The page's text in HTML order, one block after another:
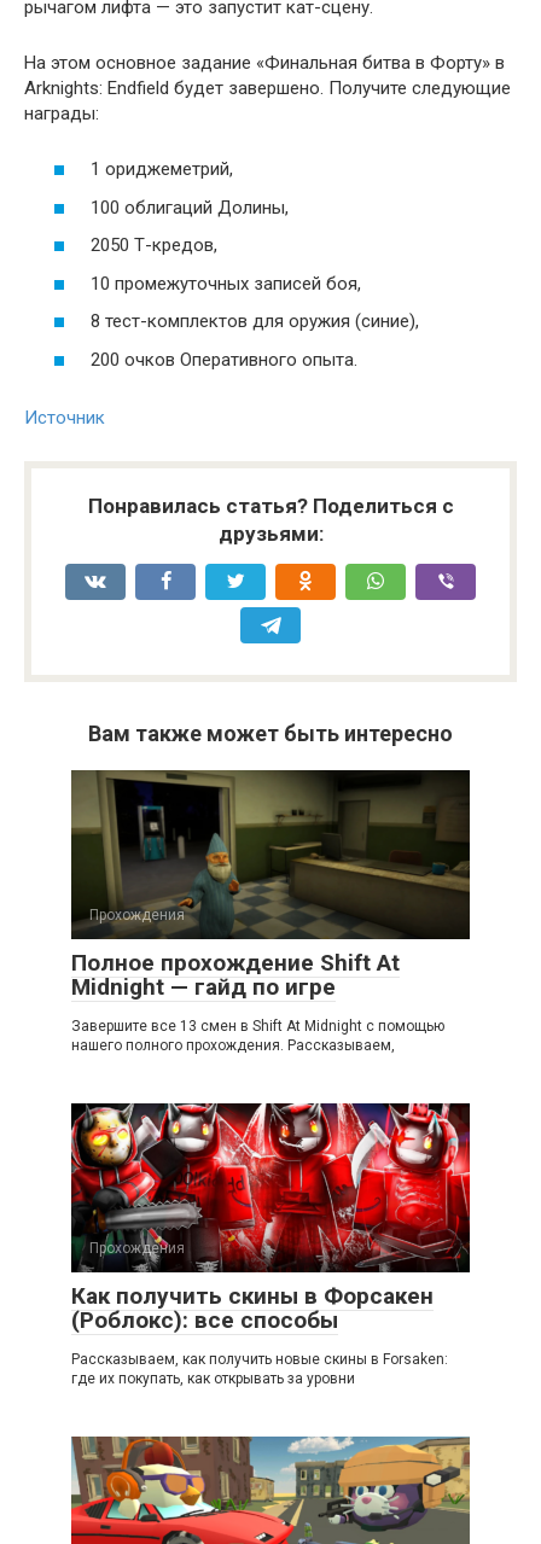
рычагом лифта — это запустит кат-сцену.
На этом основное задание «Финальная битва в Форту» в
Arknights: Endfield будет завершено. Получите следующие
награды:
1 ориджеметрий,
100 облигаций Долины,
2050 Т-кредов,
10 промежуточных записей боя,
8 тест-комплектов для оружия (синие),
200 очков Оперативного опыта.
Источник
Понравилась статья? Поделиться с
друзьями:
Вам также может быть интересно
Прохождения
Полное прохождение Shift At
Midnight — гайд по игре
Завершите все 13 смен в Shift At Midnight с помощью
нашего полного прохождения. Рассказываем,
Прохождения
Как получить скины в Форсакен
(Роблокс): все способы
Рассказываем, как получить новые скины в Forsaken:
где их покупать, как открывать за уровни